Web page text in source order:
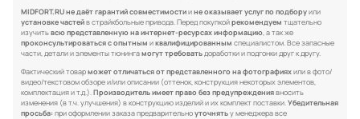
MIDFORT.RU не даёт гарантий совместимостиине оказывает услуг по подборуили
установке частейв страйкбольные привода. Перед покупкойрекомендуем тщательно
изучитьвсю представленную на интернет-ресурсах информацию, а так же
проконсультироваться с опытным иквалифицированным специалистом. Все запасные
части, детали и элементы тюнингамогут требоватьдоработки и подгонки друг к другу.
Фактический товарможет отличаться от представленного на фотографияхили в фото/
видео/текстовом обзоре и/или описании (оттенок, конструкция некоторых элементов,
комплектация и т.д.).Производитель имеет право без предупреждениявносить
изменения (в т.ч. улучшения) в конструкцию изделий и их комплект поставки.Убедительная
просьба: при оформлении заказа предварительноуточнятьу менеджера все